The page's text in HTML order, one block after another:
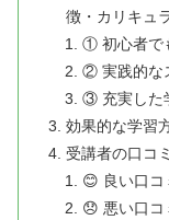
徴・カリキュ
① 初心者で
② 実践的な
③ 充実した
効果的な学習
受講者の口コ
😊 良い口コ
😞 悪い口コ